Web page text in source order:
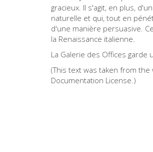
gracieux. Il s'agit, en plus,
naturelle et qui, tout en
d'une manière persuasive.
la Renaissance italienne.
La Galerie des Offices garde
(This text was taken from the
Documentation License.)